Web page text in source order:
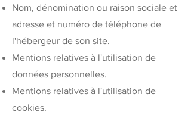
Nom, dénomination ou raison sociale et
adresse et numéro de téléphone de
l'hébergeur de son site.
Mentions relatives à l'utilisation de
données personnelles.
Mentions relatives à l'utilisation de
cookies.